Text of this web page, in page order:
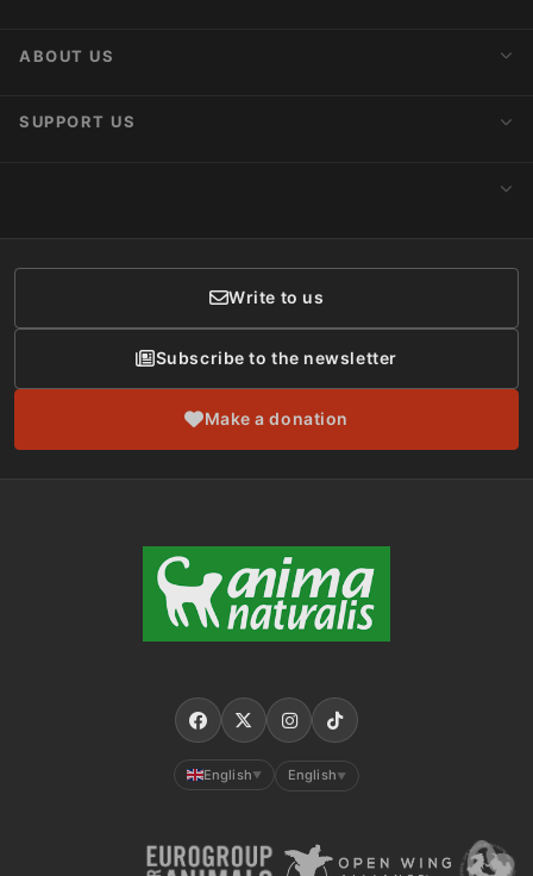
ABOUT US
About AnimaNaturalis
SUPPORT US
Donor Care
Write to us
Subscribe to the newsletter
Make a donation
English ▼ English ▼